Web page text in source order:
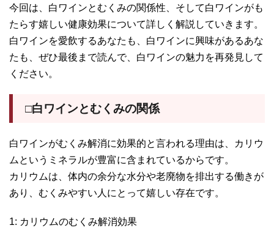
今回は、白ワインとむくみの関係性、そして白ワインがも
たらす嬉しい健康効果について詳しく解説していきます。
白ワインを愛飲するあなたも、白ワインに興味があるあな
たも、ぜひ最後まで読んで、白ワインの魅力を再発見して
ください。
□白ワインとむくみの関係
白ワインがむくみ解消に効果的と言われる理由は、カリウ
ムというミネラルが豊富に含まれているからです。
カリウムは、体内の余分な水分や老廃物を排出する働きが
あり、むくみやすい人にとって嬉しい存在です。
1: カリウムのむくみ解消効果